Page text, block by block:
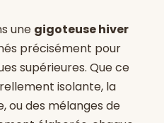
une gigoteuse hiver
précisément pour
supérieures. Que ce
isolante, la
ou des mélanges de